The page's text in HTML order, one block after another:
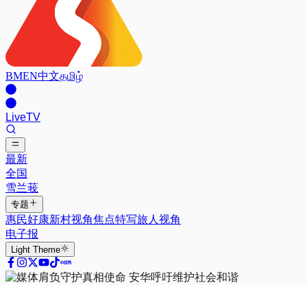
BMEN中文தமிழ்
LiveTV
最新
全国
雪兰莪
专题
惠民好康新村视角焦点特写旅人视角
电子报
Light Theme